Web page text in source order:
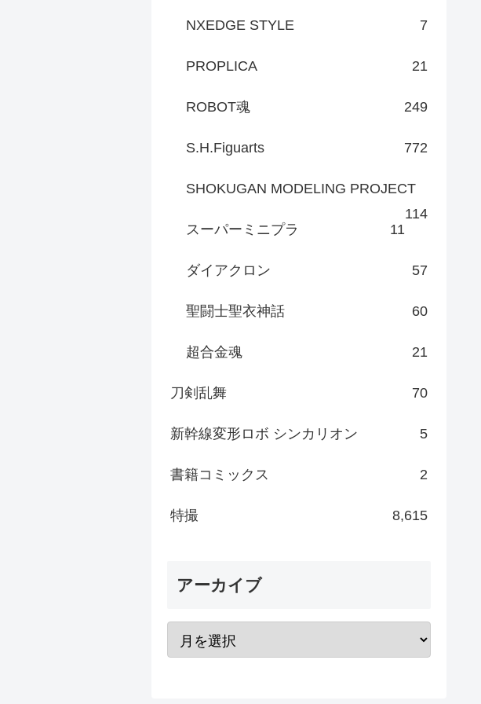
NXEDGE STYLE 7
PROPLICA 21
ROBOT魂 249
S.H.Figuarts 772
SHOKUGAN MODELING PROJECT
114
スーパーミニプラ
11
ダイアクロン 57
聖闘士聖衣神話 60
超合金魂 21
刀剣乱舞 70
新幹線変形ロボ シンカリオン 5
書籍コミックス 2
特撮 8,615
アーカイブ